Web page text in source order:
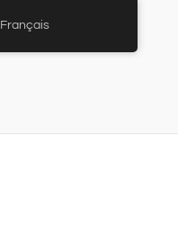
Français